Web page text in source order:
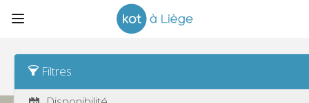
Filtres
Tri
Kots